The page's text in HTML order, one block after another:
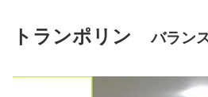
トランポリンバラン